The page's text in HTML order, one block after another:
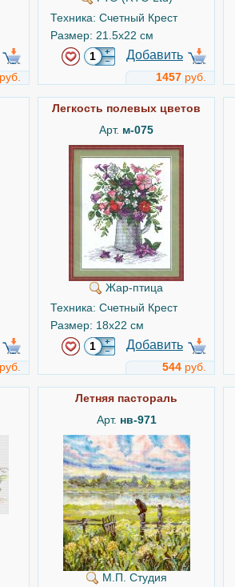
руб.
Техника: Счетный Крест
Размер: 21.5x22 см
Добавить
1457 руб.
руб.
Легкость полевых цветов
Арт. м-075
Жар-птица
Техника: Счетный Крест
Размер: 18x22 см
Добавить
544 руб.
Летняя пастораль
Арт. нв-971
М.П. Студия